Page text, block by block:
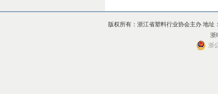
版权所有：浙江省塑料行业协会主办 地
浙
浙